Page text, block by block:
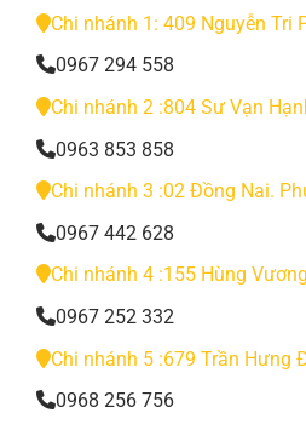
Chi nhánh 1: 409 Nguyễn Tri
0967 294 558
Chi nhánh 2 :804 Sư Vạn
0963 853 858
Chi nhánh 3 :02 Đồng Nai.
0967 442 628
Chi nhánh 4 :155 Hùng
0967 252 332
Chi nhánh 5 :679 Trần Hưng
0968 256 756